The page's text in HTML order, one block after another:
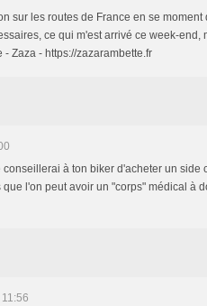
sur les routes de France en se moment
ce qui m'est arrivé ce week-end,
Zaza - https://zazarambette.fr
conseillerai à ton biker d'acheter un side
l'on peut avoir un "corps" médical à